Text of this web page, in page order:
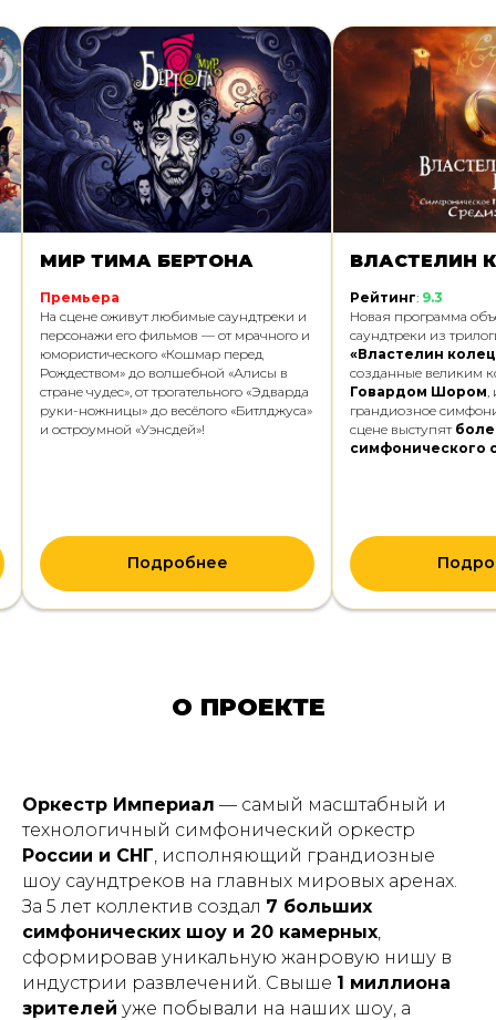
МИР ТИМА БЕРТОНА
Премьера
На сцене оживут любимые саундтреки и
персонажи его фильмов — от мрачного и
юмористического «Кошмар перед
Рождеством» до волшебной «Алисы в
стране чудес», от трогательного «Эдварда
руки-ножницы» до весёлого «Битлджуса»
и остроумной «Уэнсдей»!
Подробнее
ВЛАСТЕЛИН
Рейтинг: 9.3
Новая программа
саундтреки из
«Властелин
созданные великим
Говардом Шором,
грандиозное
сцене выступят
симфонического
О ПРОЕКТЕ
Оркестр Империал — самый масштабный и
технологичный симфонический оркестр
России и СНГ , исполняющий грандиозные
шоу саундтреков на главных мировых аренах.
За 5 лет коллектив создал 7 больших
симфонических шоу и 20 камерных
сформировав уникальную жанровую нишу в
индустрии развлечений. Свыше 1 миллиона
зрителей уже побывали на наших шоу, а